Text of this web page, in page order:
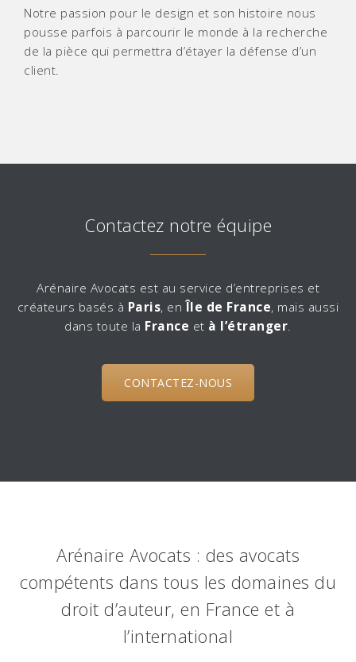
Notre passion pour le design et son histoire nous
pousse parfois à parcourir le monde à la recherche
de la pièce qui permettra d’étayer la défense d’un
client.
Contactez notre équipe
Arénaire Avocats est au service d’entreprises et
créateurs basés à Paris, enÎle de France, mais aussi
dans toute la France et à l’étranger.
CONTACTEZ-NOUS
Arénaire Avocats : des avocats
compétents dans tous les domaines du
droit d’auteur, en France et à
l’international